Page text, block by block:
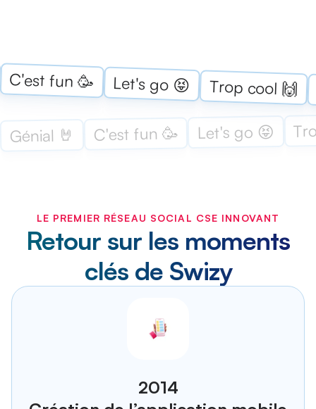
C'est fun 🥳 Let's go 😝 Trop cool 🙌
Génial 🤘 C'est fun 🥳 Let's go 😝
LE PREMIER RÉSEAU SOCIAL CSE INNOVANT
Retour sur les moments
clés de Swizy
2014